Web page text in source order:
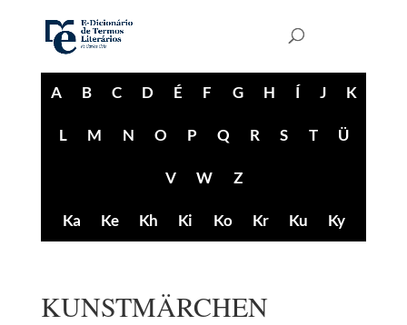
A B C D É F G H Í J K
L M N O P Q R S T Ü
V W Z
Ka Ke Kh Ki Ko Kr Ku Ky
KUNSTMÄRCHEN